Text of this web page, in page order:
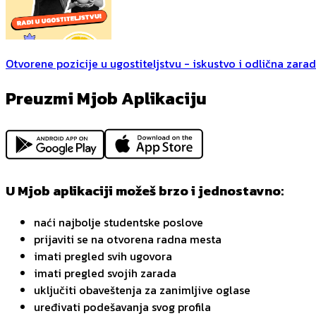
Otvorene pozicije u ugostiteljstvu - iskustvo i odlična
Preuzmi Mjob Aplikaciju
U Mjob aplikaciji možeš brzo i jednostavno:
naći najbolje studentske poslove
prijaviti se na otvorena radna mesta
imati pregled svih ugovora
imati pregled svojih zarada
uključiti obaveštenja za zanimljive oglase
uređivati podešavanja svog profila